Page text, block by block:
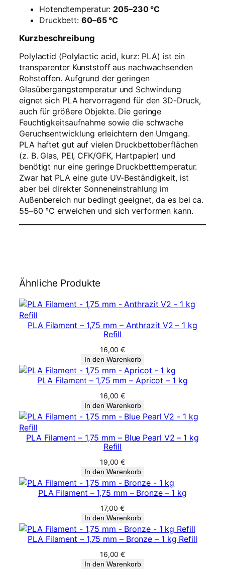
Hotendtemperatur: 205–230 °C
Druckbett: 60–65 °C
Kurzbeschreibung
Polylactid (Polylactic acid, kurz: PLA) ist ein
transparenter Kunststoff aus nachwachsenden
Rohstoffen. Aufgrund der geringen
Glasübergangstemperatur und Schwindung
eignet sich PLA hervorragend für den 3D-Druck,
auch für größere Objekte. Die geringe
Feuchtigkeitsaufnahme sowie die schwache
Geruchsentwicklung erleichtern den Umgang.
PLA haftet gut auf vielen Druckbettoberflächen
(z. B. Glas, PEI, CFK/GFK, Hartpapier) und
benötigt nur eine geringe Druckbetttemperatur.
Zwar hat PLA eine gute UV-Beständigkeit, ist
aber bei direkter Sonneneinstrahlung im
Außenbereich nur bedingt geeignet, da es bei ca.
55–60 °C erweichen und sich verformen kann.
Ähnliche Produkte
PLA Filament – 1,75 mm – Anthrazit V2 – 1 kg
Refill
16,00€
In den Warenkorb
PLA Filament – 1,75 mm – Apricot – 1 kg
16,00€
In den Warenkorb
PLA Filament – 1,75 mm – Blue Pearl V2 – 1 kg
Refill
19,00€
In den Warenkorb
PLA Filament – 1,75 mm – Bronze – 1 kg
17,00 €
In den Warenkorb
PLA Filament – 1,75 mm – Bronze – 1 kg Refill
16,00€
In den Warenkorb